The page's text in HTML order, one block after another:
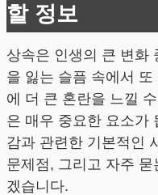
할 정보
상속은 인생의 큰 변화
을 잃는 슬픔 속에서
에 더 큰 혼란을 느낄
은 매우 중요한 요소가
감과 관련한 기본적인
문제점, 그리고 자주
겠습니다.